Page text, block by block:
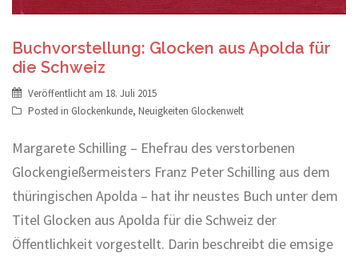
Buchvorstellung: Glocken aus Apolda für
die Schweiz
Veröffentlicht am 18. Juli 2015
Posted in Glockenkunde, Neuigkeiten Glockenwelt
Margarete Schilling – Ehefrau des verstorbenen
Glockengießermeisters Franz Peter Schilling aus dem
thüringischen Apolda – hat ihr neustes Buch unter dem
Titel Glocken aus Apolda für die Schweiz der
Öffentlichkeit vorgestellt. Darin beschreibt die emsige